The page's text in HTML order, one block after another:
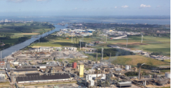
rapport
aan
De
Bat: